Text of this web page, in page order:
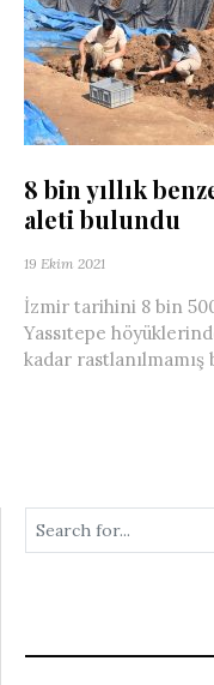
8 bin yıllık
aleti bulundu
19 Ekim 2021
İzmir tarihini 8 bin
Yassıtepe
kadar rastlanılmamış